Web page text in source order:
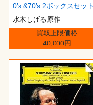
0’s &70’s 2ボックスセット
水木しげる原作
買取上限価格
40,000円